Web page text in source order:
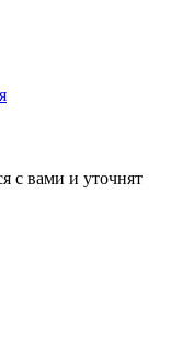
с вами и уточнят